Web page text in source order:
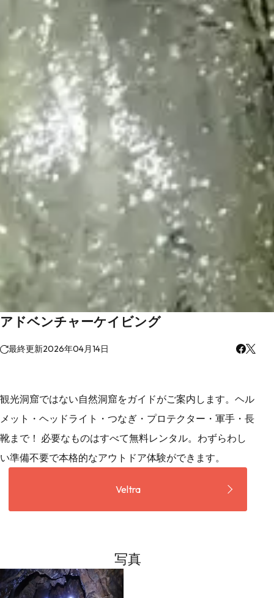
アドベンチャーケイビング
最終更新2026年04月14日
観光洞窟ではない自然洞窟をガイドがご案内します。ヘル
メット・ヘッドライト・つなぎ・プロテクター・軍手・長
靴まで！ 必要なものはすべて無料レンタル。わずらわし
い準備不要で本格的なアウトドア体験ができます。
Veltra
写真